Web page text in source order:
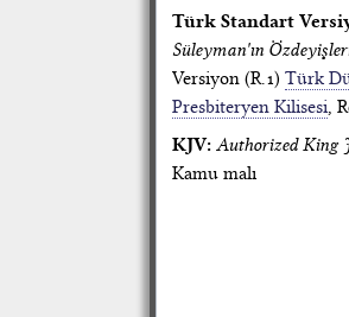
Türk Standart
Süleyman'ın
Versiyon (R.1) Türk
Presbiteryen Kilisesi,
KJV: Authorized King
Kamu malı